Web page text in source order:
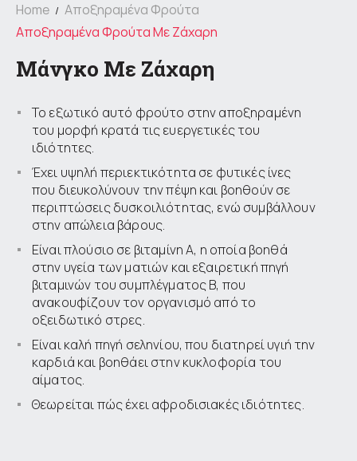
Home
Αποξηραμένα Φρούτα
Αποξηραμένα Φρούτα Με Ζάχαρη
Μάνγκο Με Ζάχαρη
Το εξωτικό αυτό φρούτο στην αποξηραμένη
του μορφή κρατά τις ευεργετικές του
ιδιότητες.
Έχει υψηλή περιεκτικότητα σε φυτικές ίνες
που διευκολύνουν την πέψη και βοηθούν σε
περιπτώσεις δυσκοιλιότητας, ενώ συμβάλλουν
στην απώλεια βάρους.
Είναι πλούσιο σε βιταμίνη Α, η οποία βοηθά
στην υγεία των ματιών και εξαιρετική πηγή
βιταμινών του συμπλέγματος Β, που
ανακουφίζουν τον οργανισμό από το
οξειδωτικό στρες.
Είναι καλή πηγή σεληνίου, που διατηρεί υγιή την
καρδιά και βοηθάει στην κυκλοφορία του
αίματος.
Θεωρείται πώς έχει αφροδισιακές ιδιότητες.